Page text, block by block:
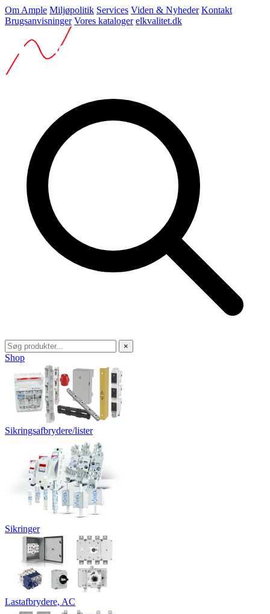
Om Ample Miljøpolitik Services Viden & Nyheder Kontakt
Brugsanvisninger Vores kataloger elkvalitet.dk
×
Shop
Sikringsafbrydere/lister
Sikringer
Lastafbrydere, AC